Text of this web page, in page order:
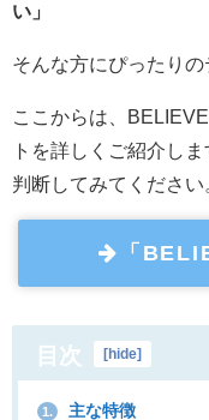
い」
そんな方にぴったりの
ここからは、
トを詳しくご紹介し
判断してみてください
「
目次 hide
1. 主な特徴